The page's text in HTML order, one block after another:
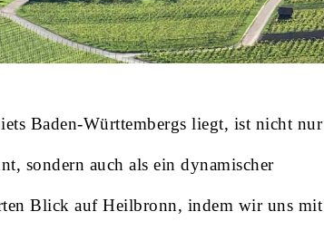
Baden-Württembergs liegt, ist nicht nur
sondern auch als ein dynamischer
Blick auf Heilbronn, indem wir uns mit